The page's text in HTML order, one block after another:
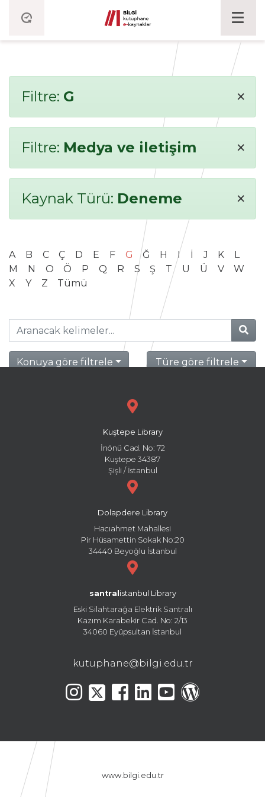
Filtre: G ×
Filtre: Medya ve iletişim ×
Kaynak Türü: Deneme ×
A B C Ç D E F G Ğ H I İ J K
L
M
N O Ö P Q R S Ş T U Ü V
W
X
Y Z Tümü
Konuya göre filtrele Türe göre filtrele
Kuştepe Library
İnönü Cad. No: 72
Kuştepe 34387
Şişli / İstanbul
Dolapdere Library
Hacıahmet Mahallesi
Pir Hüsamettin Sokak No:20
34440 Beyoğlu İstanbul
santral istanbul Library
Eski Silahtarağa Elektrik Santralı
Kazım Karabekir Cad. No: 2/13
34060 Eyüpsultan İstanbul
kutuphane@bilgi.edu.tr
www.bilgi.edu.tr